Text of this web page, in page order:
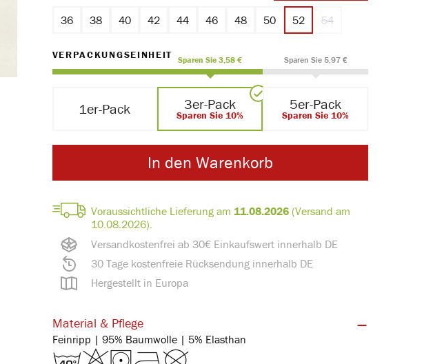
Versandkostenfrei ab 30€ Einkaufswert innerhalb DE
30 Tage kostenfreie Rücksendung innerhalb DE
Hergestellt in Europa
Voraussichtliche Lieferung am 11.08.2026(Versand am
10.08.2026).
36 38 40 42 44 46 48 50 52 54
(Diese Option ist zurzeit
VERPACKUNGSEINHEIT Sparen Sie 3,58 € Sparen Sie 5,97 €
1er-Pack 3er-Pack
Sparen Sie 10%
5er-Pack
Sparen Sie 10%
In den Warenkorb
Material & Pflege
Feinripp | 95% Baumwolle | 5% Elasthan